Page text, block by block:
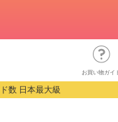
お買い物ガイ
数 日本最大級